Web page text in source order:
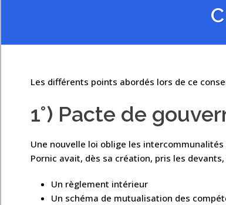
Les différents points abordés lors de ce
1°) Pacte de
Une nouvelle loi oblige les
Pornic avait, dès sa création, pris les
Un règlement intérieur
Un schéma de mutualisation des